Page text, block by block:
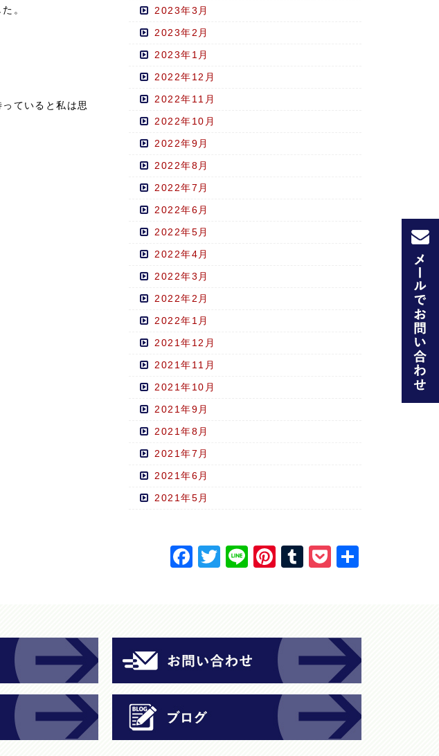
。
ていると私は思
2023年3月
2023年2月
2023年1月
2022年12月
2022年11月
2022年10月
2022年9月
2022年8月
2022年7月
2022年6月
2022年5月
2022年4月
2022年3月
2022年2月
2022年1月
2021年12月
2021年11月
2021年10月
2021年9月
2021年8月
2021年7月
2021年6月
2021年5月
F
b
o
o
k
T Li
Pi
st
T
r
P
et